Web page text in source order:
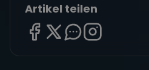
Artikel teilen